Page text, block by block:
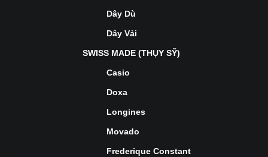
Dây Dù
Dây Vải
SWISS MADE (THỤY SỸ)
Casio
Doxa
Longines
Movado
Frederique Constant